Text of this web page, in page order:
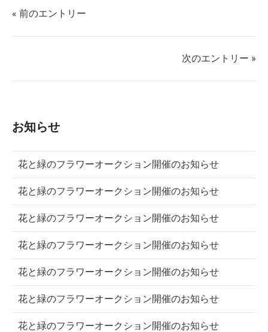
« 前のエントリー
次のエントリー »
お知らせ
花と緑のフラワーオークション開催のお知らせ
花と緑のフラワーオークション開催のお知らせ
花と緑のフラワーオークション開催のお知らせ
花と緑のフラワーオークション開催のお知らせ
花と緑のフラワーオークション開催のお知らせ
花と緑のフラワーオークション開催のお知らせ
花と緑のフラワーオークション開催のお知らせ